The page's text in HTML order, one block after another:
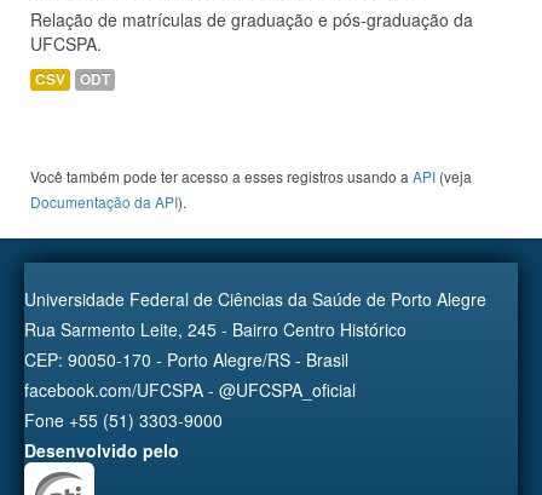
Relação de matrículas de graduação e pós-graduação da
UFCSPA.
CSV ODT
Você também pode ter acesso a esses registros usando a API (veja
Documentação da API).
Universidade Federal de Ciências da Saúde de Porto Alegre
Rua Sarmento Leite, 245 - Bairro Centro Histórico
CEP: 90050-170 - Porto Alegre/RS - Brasil
facebook.com/UFCSPA - @UFCSPA_oficial
Fone +55 (51) 3303-9000
Desenvolvido pelo